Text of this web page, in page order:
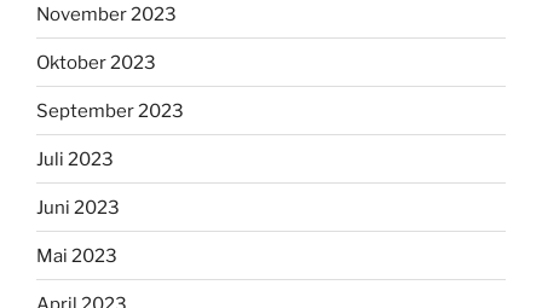
November 2023
Oktober 2023
September 2023
Juli 2023
Juni 2023
Mai 2023